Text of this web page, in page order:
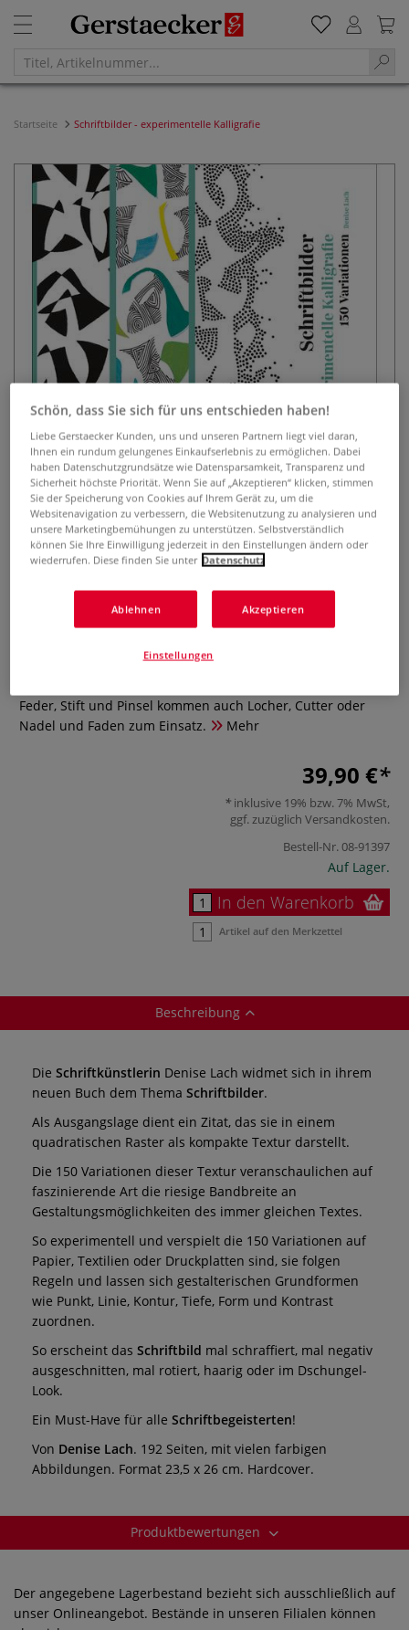
Startseite Schriftbilder - experimentelle Kalligrafie
Schriftbilder - experimentelle
Kalligrafie
0 Bewertungen
Vom Text zur Textur: 150 Varianten, Schrift als Bild zu
Feder, Stift und Pinsel kommen auch Locher, Cutter oder
Nadel und Faden zum Einsatz.
Mehr
39,90 €
inklusive 19% bzw. 7% MwSt,
ggf. zuzüglich Versandkosten.
Bestell-Nr.08-91397
Auf Lager.
In den Warenkorb
Artikel auf den Merkzettel
Beschreibung
Die Schriftkünstlerin Denise Lach widmet sich in ihrem
neuen Buch dem Thema Schriftbilder.
Als Ausgangslage dient ein Zitat, das sie in einem
quadratischen Raster als kompakte Textur darstellt.
Die 150 Variationen dieser Textur veranschaulichen auf
faszinierende Art die riesige Bandbreite an
Gestaltungsmöglichkeiten des immer gleichen Textes.
So experimentell und verspielt die 150 Variationen auf
Papier, Textilien oder Druckplatten sind, sie folgen
Regeln und lassen sich gestalterischen Grundformen
wie Punkt, Linie, Kontur, Tiefe, Form und Kontrast
zuordnen.
So erscheint das Schriftbild mal schraffiert, mal negativ
ausgeschnitten, mal rotiert, haarig oder im Dschungel-
Look.
Ein Must-Have für alle Schriftbegeisterten!
Von Denise Lach. 192 Seiten, mit vielen farbigen
Abbildungen. Format 23,5 x 26 cm. Hardcover.
Produktbewertungen
Der angegebene Lagerbestand bezieht sich ausschließlich auf
unser Onlineangebot. Bestände in unseren Filialen können
Schön, dass Sie sich für uns entschieden haben!
Liebe Gerstaecker Kunden, uns und unseren Partnern liegt viel daran,
Ihnen ein rundum gelungenes Einkaufserlebnis zu ermöglichen. Dabei
haben Datenschutzgrundsätze wie Datensparsamkeit, Transparenz und
Sicherheit höchste Priorität. Wenn Sie auf „Akzeptieren“ klicken, stimmen
Sie der Speicherung von Cookies auf Ihrem Gerät zu, um die
Websitenavigation zu verbessern, die Websitenutzung zu analysieren und
unsere Marketingbemühungen zu unterstützen. Selbstverständlich
können Sie Ihre Einwilligung jederzeit in den Einstellungen ändern oder
wiederrufen. Diese finden Sie unter Datenschutz
Ablehnen Akzeptieren
Einstellungen